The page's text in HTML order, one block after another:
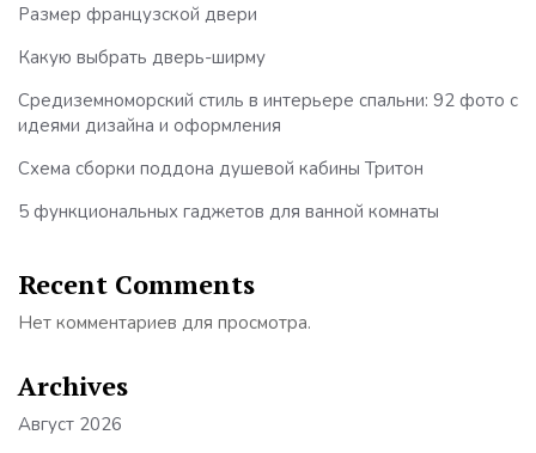
Размер французской двери
Какую выбрать дверь-ширму
Средиземноморский стиль в интерьере спальни: 92 фото с
идеями дизайна и оформления
Схема сборки поддона душевой кабины Тритон
5 функциональных гаджетов для ванной комнаты
Recent Comments
Нет комментариев для просмотра.
Archives
Август 2026